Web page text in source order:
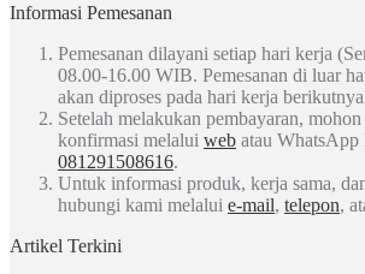
Informasi Pemesanan
Pemesanan dilayani setiap hari kerja
08.00-16.00 WIB. Pemesanan di luar
akan diproses pada hari kerja
Setelah melakukan pembayaran,
konfirmasi melalui web atau WhatsApp
081291508616.
Untuk informasi produk, kerja sama,
hubungi kami melalui e-mail, telepon,
Artikel Terkini